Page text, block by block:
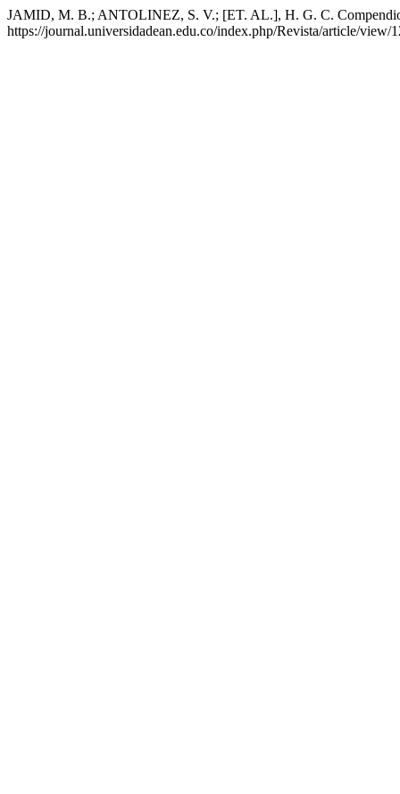
JAMID, M. B.; ANTOLINEZ, S. V.; [ET. AL.], H. G. C.
https://journal.universidadean.edu.co/index.php/Revista/article/view/